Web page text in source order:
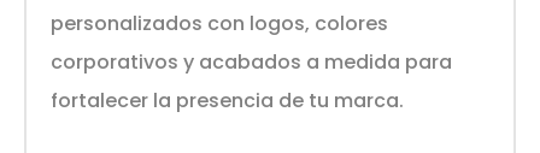
personalizados con logos, colores
corporativos y acabados a medida para
fortalecer la presencia de tu marca.